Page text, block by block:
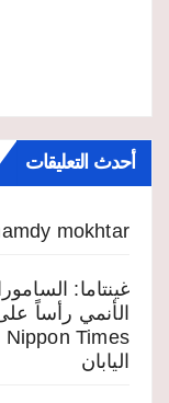
أحدث التعليقات
mokhtar
غينتاما:
Nippon Times
اليابان